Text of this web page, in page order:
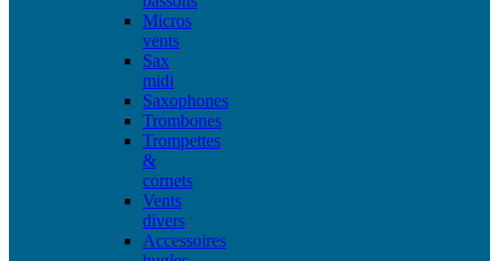
Micros
vents
Sax
midi
Saxophones
Trombones
Trompettes
&
cornets
Vents
divers
Accessoires